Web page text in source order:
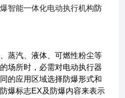
智能一体化电动执行机构防
蒸汽、液体、可燃性粉尘等
场所时，必需对电动执行器
的应用区域选择防爆形式和
爆标志EX及防爆内容来表示